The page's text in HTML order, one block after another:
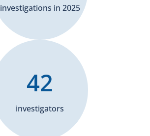
investigations in 2025
investigators
42